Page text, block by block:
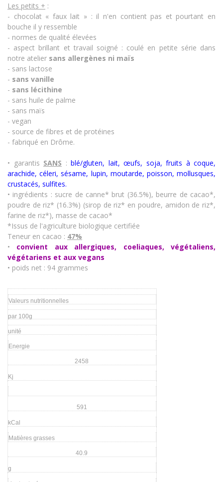
Les petits + :
- chocolat « faux lait » : il n'en contient pas et pourtant en
bouche il y ressemble
- normes de qualité élevées
- aspect brillant et travail soigné : coulé en petite série dans
notre atelier sans allergènes ni maïs
- sans lactose
- sans vanille
- sans lécithine
- sans huile de palme
- sans maïs
- vegan
- source de fibres et de protéines
- fabriqué en Drôme.
• garantis SANS : blé/gluten, lait, œufs, soja, fruits à coque,
arachide, céleri, sésame, lupin, moutarde, poisson, mollusques,
crustacés, sulfites.
• ingrédients : sucre de canne* brut (36.5%), beurre de cacao*,
poudre de riz* (16.3%) (sirop de riz* en poudre, amidon de riz*,
farine de riz*), masse de cacao*
*Issus de l'agriculture biologique certifiée
Teneur en cacao : 47%
• convient aux allergiques, coeliaques, végétaliens,
végétariens et aux vegans
• poids net : 94 grammes
Valeurs nutritionnelles
par 100g
unité
Energie
2458
Kj
591
kCal
Matières grasses
40.9
g